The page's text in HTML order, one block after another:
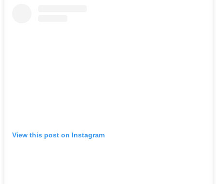
View this post on Instagram